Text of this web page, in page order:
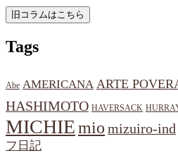
Tags
Abe AMERICANA ARTE
HASHIMOTO HAVERSACK
MICHIEmio mizuiro-ind
フ日記